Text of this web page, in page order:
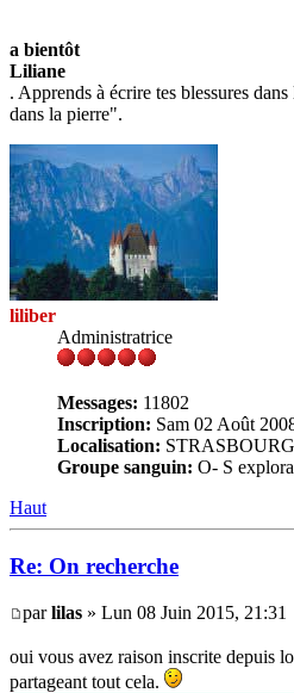
a bientôt
Liliane
. Apprends à écrire tes blessures
dans la pierre".
liliber
Administratrice
Messages: 11802
Inscription: Sam 02 Août
Localisation: STRASBOURG
Groupe sanguin: O- S
Haut
Re: On recherche
parlilas » Lun 08 Juin 2015, 21:31
oui vous avez raison inscrite depuis
partageant tout cela.